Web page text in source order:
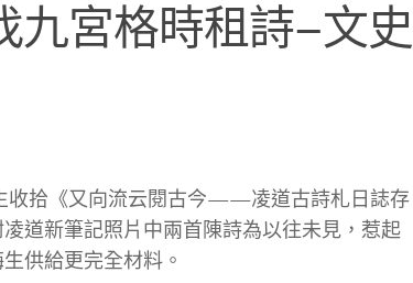
九宮格時租詩–文史
收拾《又向流云閱古今——凌道古詩札日誌存
道新筆記照片中兩首陳詩為以往未見，惹起
供給更完全材料。